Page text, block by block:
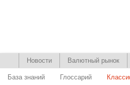
Новости Валютный рынок
База знаний Глоссарий